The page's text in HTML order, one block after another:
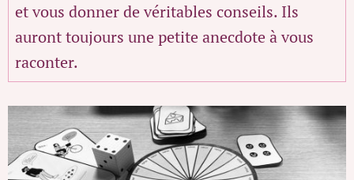
et vous donner de véritables conseils. Ils
auront toujours une petite anecdote à vous
raconter.